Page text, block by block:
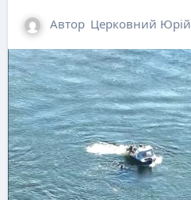
Автор Церковний Юрій